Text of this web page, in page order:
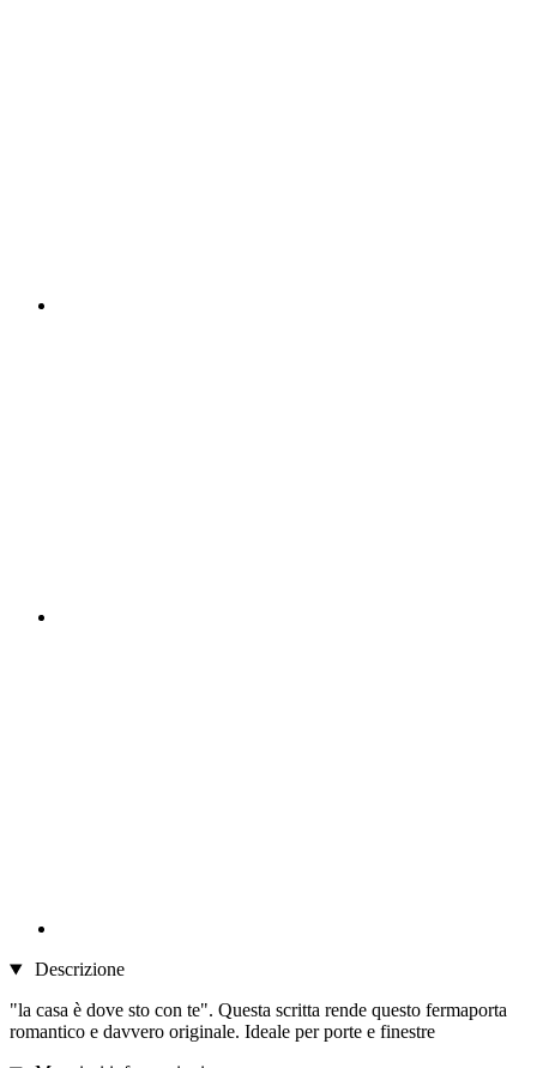
Descrizione
"la casa è dove sto con te". Questa scritta rende questo fermaporta
romantico e davvero originale. Ideale per porte e finestre